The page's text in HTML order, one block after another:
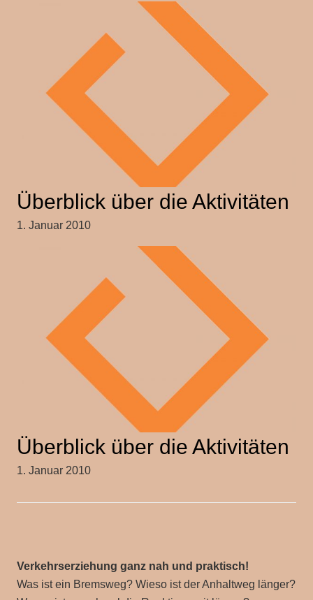
Überblick über die Aktivitäten
1. Januar 2010
Überblick über die Aktivitäten
1. Januar 2010
Verkehrserziehung ganz nah und praktisch!
Was ist ein Bremsweg? Wieso ist der Anhaltweg länger?